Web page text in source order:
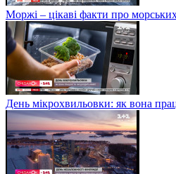
Моржі – цікаві факти про
День мікрохвильовки: як вона